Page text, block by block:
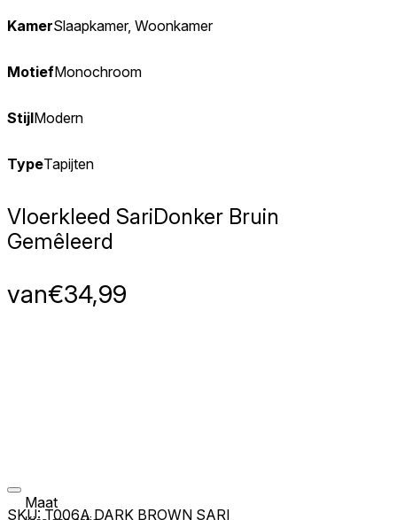
KamerSlaapkamer, Woonkamer
MotiefMonochroom
StijlModern
TypeTapijten
Vloerkleed SariDonker Bruin
Gemêleerd
van€34,99
Maat
SKU:T006A DARK BROWN SARI